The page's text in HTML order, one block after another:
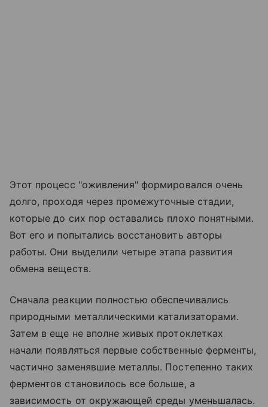
Этот процесс "оживления" формировался очень
долго, проходя через промежуточные стадии,
которые до сих пор оставались плохо понятными.
Вот его и попытались восстановить авторы
работы. Они выделили четыре этапа развития
обмена веществ.
Сначала реакции полностью обеспечивались
природными металлическими катализаторами.
Затем в еще не вполне живых протоклетках
начали появляться первые собственные ферменты,
частично заменявшие металлы. Постепенно таких
ферментов становилось все больше, а
зависимость от окружающей среды уменьшалась.